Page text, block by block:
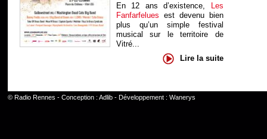
En 12 ans d’existence, Les
Fanfarfelues est devenu bien
plus qu’un simple festival
musical sur le territoire de
Vitré...
Lire la suite
© Radio Rennes - Conception : Adlib- Développement : Wanerys